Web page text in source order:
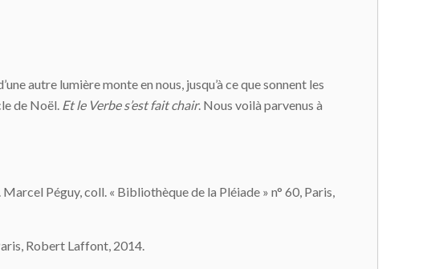
autre lumière monte en nous, jusqu’à ce que sonnent les
de Noël. Et le Verbe s’est fait chair. Nous voilà parvenus à
Marcel Péguy, coll. « Bibliothèque de la Pléiade » n° 60, Paris,
Robert Laffont, 2014.